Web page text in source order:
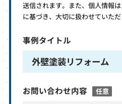
送信されます。また、個人情報
に基づき、大切に扱わせていただ
事例タイトル
外壁塗装リフォーム
お問い合わせ内容 任意